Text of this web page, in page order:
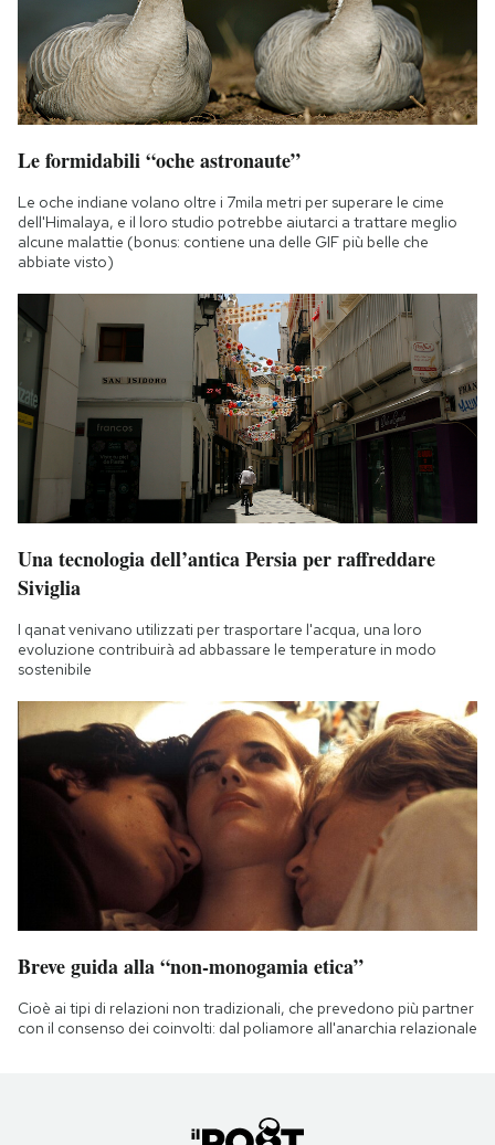
Le formidabili “oche astronaute”
Le oche indiane volano oltre i 7mila metri per superare le cime
dell'Himalaya, e il loro studio potrebbe aiutarci a trattare meglio
alcune malattie (bonus: contiene una delle GIF più belle che
abbiate visto)
Una tecnologia dell’antica Persia per raffreddare
Siviglia
I qanat venivano utilizzati per trasportare l'acqua, una loro
evoluzione contribuirà ad abbassare le temperature in modo
sostenibile
Breve guida alla “non-monogamia etica”
Cioè ai tipi di relazioni non tradizionali, che prevedono più partner
con il consenso dei coinvolti: dal poliamore all'anarchia relazionale